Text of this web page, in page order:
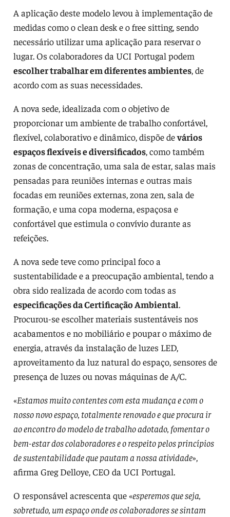
A aplicação deste modelo levou à implementação de
medidas como o clean desk e o free sitting, sendo
necessário utilizar uma aplicação para reservar o
lugar. Os colaboradores da UCI Portugal podem
escolher trabalhar em diferentes ambientes, de
acordo com as suas necessidades.
A nova sede, idealizada com o objetivo de
proporcionar um ambiente de trabalho confortável,
flexível, colaborativo e dinâmico, dispõe devários
espaços flexíveis e diversificados, como também
zonas de concentração, uma sala de estar, salas mais
pensadas para reuniões internas e outras mais
focadas em reuniões externas, zona zen, sala de
formação, e uma copa moderna, espaçosa e
confortável que estimula o convívio durante as
refeições.
A nova sede teve como principal foco a
sustentabilidade e a preocupação ambiental, tendo a
obra sido realizada de acordo com todas as
especificações da Certificação Ambiental.
Procurou-se escolher materiais sustentáveis nos
acabamentos e no mobiliário e poupar o máximo de
energia, através da instalação de luzes LED,
aproveitamento da luz natural do espaço, sensores de
presença de luzes ou novas máquinas de A/C.
«Estamos muito contentes com esta mudança e com o
nosso novo espaço, totalmente renovado e que procura ir
ao encontro do modelo de trabalho adotado, fomentar o
bem-estar dos colaboradores e o respeito pelos princípios
de sustentabilidade que pautam a nossa atividade»,
afirma Greg Delloye, CEO da UCI Portugal.
O responsável acrescenta que «esperemos que seja,
sobretudo, um espaço onde os colaboradores se sintam